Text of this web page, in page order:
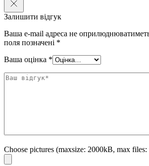
Залишити відгук
Ваша e-mail адреса не
поля позначені *
Ваша оцінка *
Choose pictures (maxsize: 2000kB, max files: